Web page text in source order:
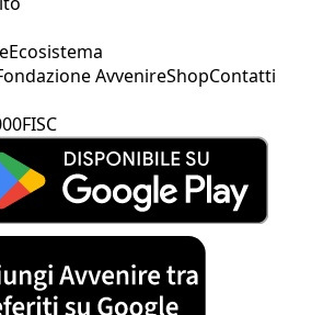
Ecosistema
AvvenireShopContatti
FISC